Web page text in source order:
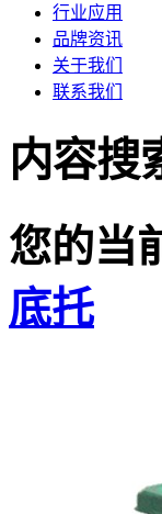
行业应用
品牌资讯
关于我们
联系我们
内容搜
您的当
底托